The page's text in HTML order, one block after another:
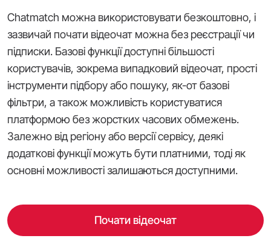
Chatmatch можна використовувати безкоштовно, і
зазвичай почати відеочат можна без реєстрації чи
підписки. Базові функції доступні більшості
користувачів, зокрема випадковий відеочат, прості
інструменти підбору або пошуку, як-от базові
фільтри, а також можливість користуватися
платформою без жорстких часових обмежень.
Залежно від регіону або версії сервісу, деякі
додаткові функції можуть бути платними, тоді як
основні можливості залишаються доступними.
Почати відеочат